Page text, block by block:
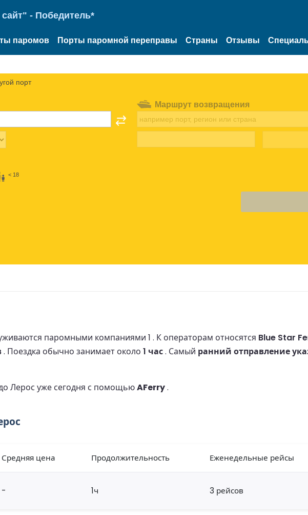
- Победитель*
паромов Порты паромной переправы Страны Отзывы
порт
< 18
Маршрут возвращения
паромными компаниями 1 . К операторам относятся Blue Star
. Поездка обычно занимает около 1 час. Самый ранний отправление
Лерос уже сегодня с помощьюAFerry.
Средняя цена Продолжительность Еженедельные рейсы
- 1ч 3 рейсов